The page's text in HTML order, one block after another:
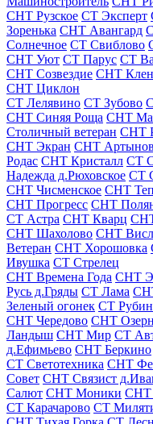
СНТ Рузское СТ Эксперт
Зоренька СНТ Авангард
Солнечное СТ Свиблово
СНТ Уют СТ Парус СТ
СНТ Созвездие СНТ Клен
СНТ Циклон
СТ Лелявино СТ Зубово
СНТ Синяя Роща СНТ
Столичный ветеран СНТ
СНТ Экран СНТ
Родас СНТ Кристалл СТ
Надежда д.Рюховское СТ
СНТ Чисменское СНТ
СНТ Прогресс СНТ
СТ Астра СНТ Кварц
СНТ Шахолово СНТ
Ветеран СНТ Хорошовка
Ивушка СТ Стрелец
СНТ Времена Года СНТ
Русь д.Гряды СТ Лама
Зеленый огонек СТ Рубин
СНТ Чередово СНТ
Ландыш СНТ Мир СТ
д.Ефимьево СНТ Беркино
СТ Светотехника СНТ
Совет СНТ Связист
Салют СНТ Моники СНТ
СТ Карачарово СТ